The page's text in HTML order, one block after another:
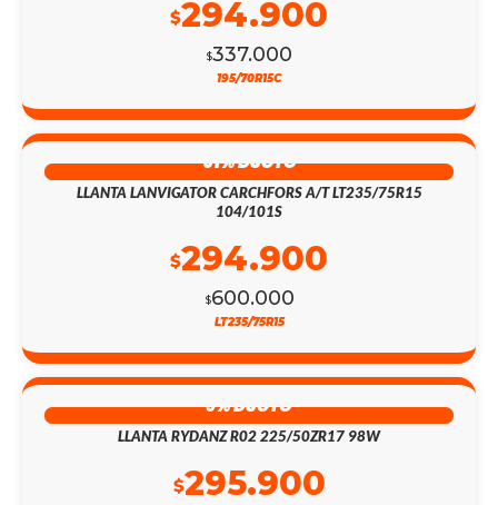
$337.000
$294.900
195/70R15C
51% DSCTO
LLANTA LANVIGATOR CARCHFORS A/T LT235/75R15
104/101S
$600.000
$294.900
LT235/75R15
9% DSCTO
LLANTA RYDANZ R02 225/50ZR17 98W
$295.900